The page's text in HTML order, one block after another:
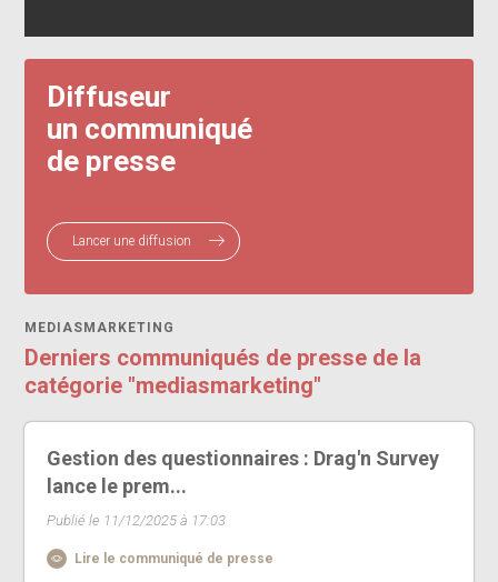
Diffuseur
un communiqué
de presse
Lancer une diffusion
MEDIASMARKETING
Derniers communiqués de presse de la
catégorie "mediasmarketing"
Gestion des questionnaires : Drag'n Survey
lance le prem...
Publié le 11/12/2025 à 17:03
Lire le communiqué de presse